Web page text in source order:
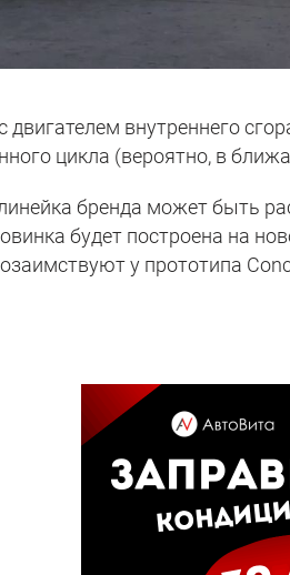
внутреннего
цикла (вероятно, в
бренда может быть
будет построена на
у прототипа